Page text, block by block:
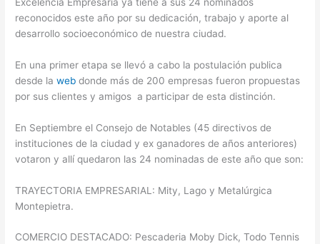
reconocidos este año por su dedicación, trabajo y aporte al
desarrollo socioeconómico de nuestra ciudad.
En una primer etapa se llevó a cabo la postulación publica
desde laweb donde más de 200 empresas fueron propuestas
por sus clientes y amigos a participar de esta distinción.
En Septiembre el Consejo de Notables (45 directivos de
instituciones de la ciudad y ex ganadores de años anteriores)
votaron y allí quedaron las 24 nominadas de este año que son:
TRAYECTORIA EMPRESARIAL: Mity, Lago y Metalúrgica
Montepietra.
COMERCIO DESTACADO: Pescaderia Moby Dick, Todo Tennis